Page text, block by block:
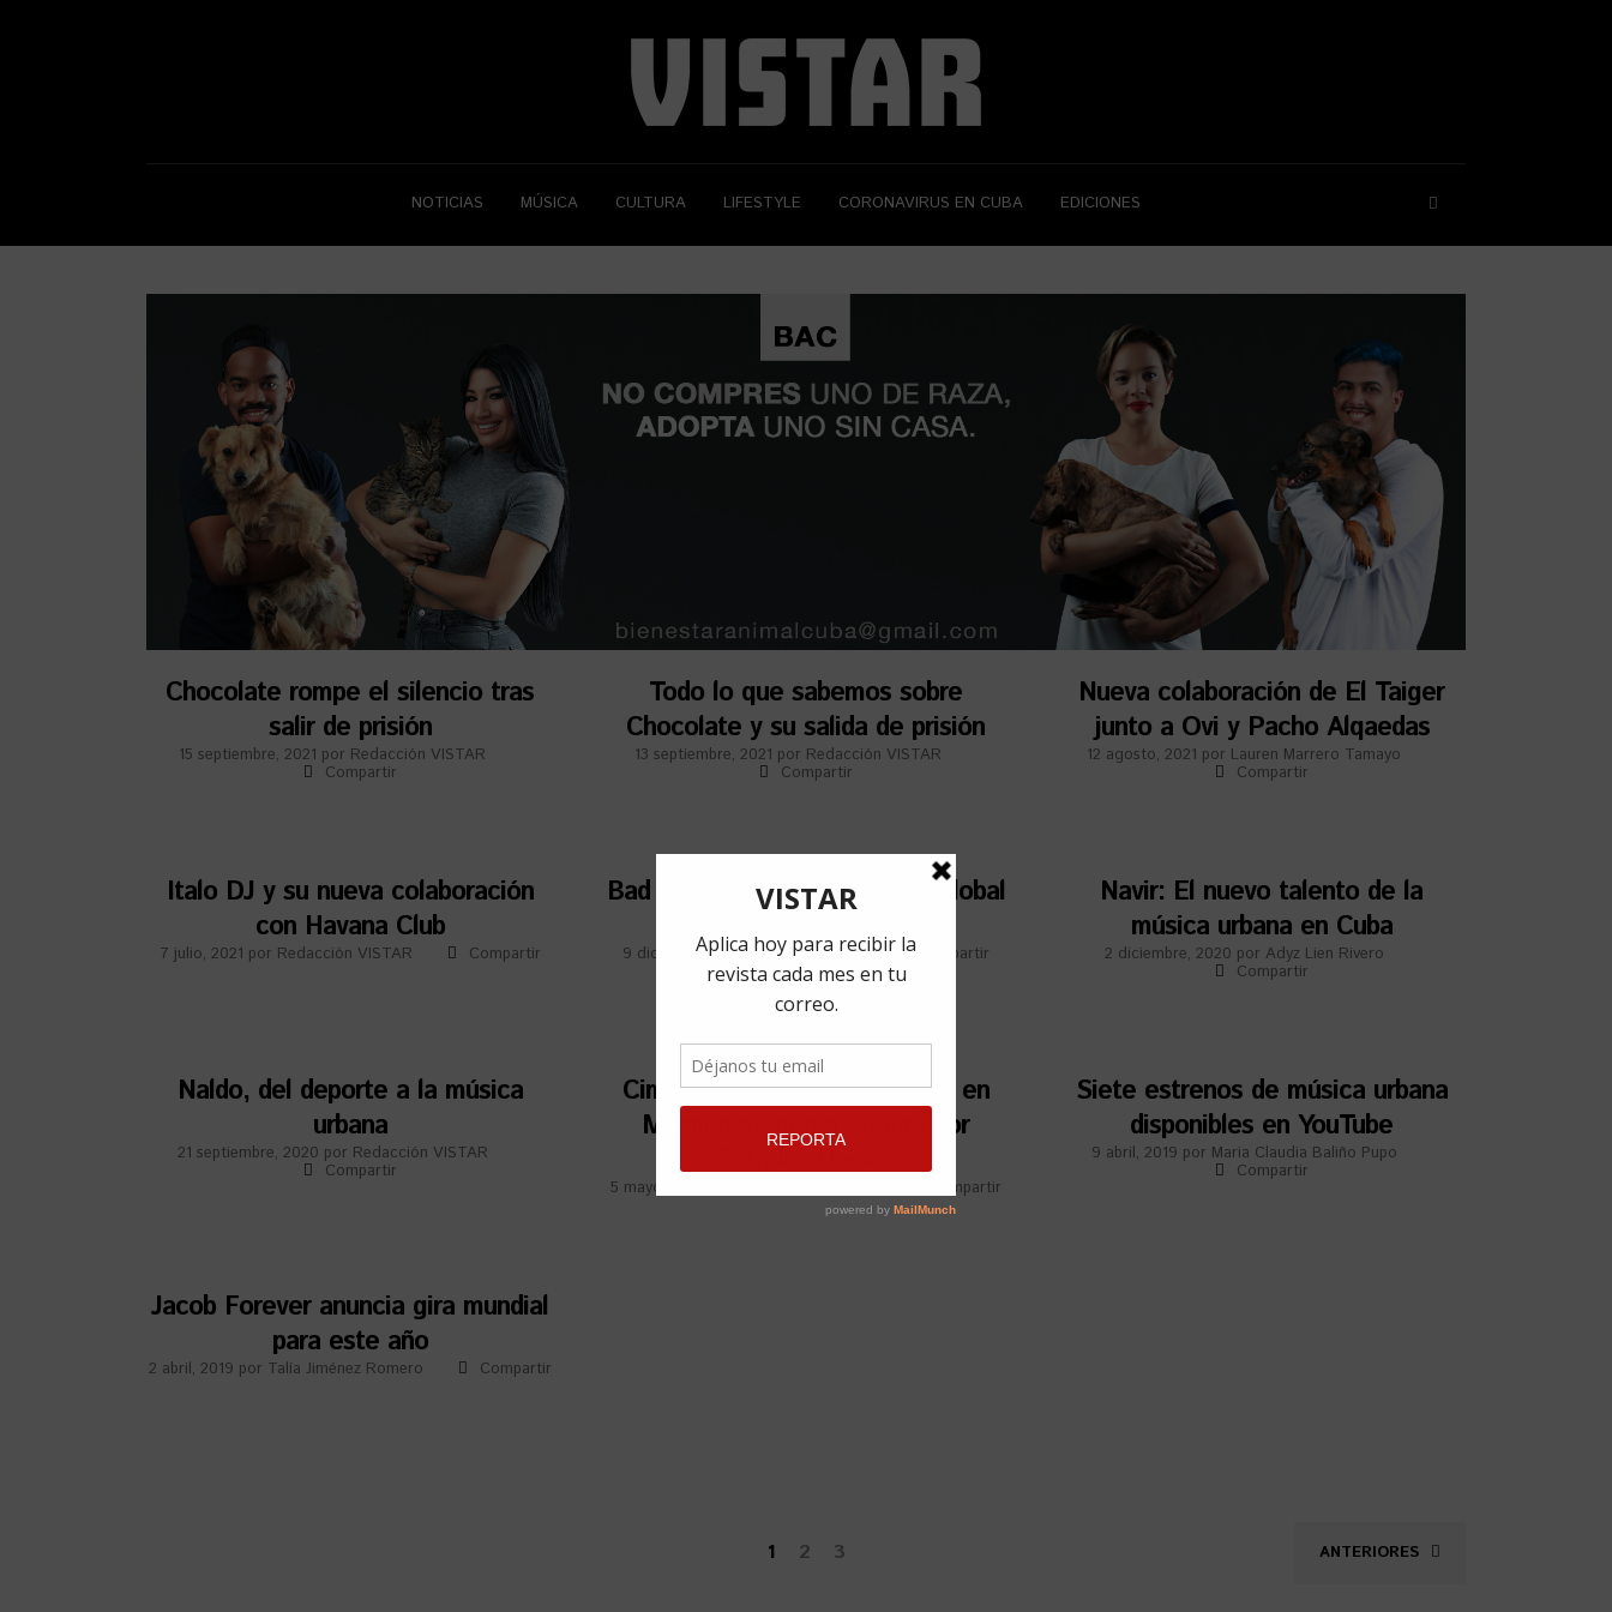
NOTICIAS MÚSICA CULTURA LIFESTYLE CORONAVIRUS EN CUBA EDICIONES
Chocolate rompe el silencio tras
salir de prisión
15 septiembre, 2021 por Redacción VISTAR
Compartir
Todo lo que sabemos sobre
Chocolate y su salida de prisión
13 septiembre, 2021 por Redacción VISTAR
Compartir
Nueva colaboración de El Taiger
junto a Ovi y Pacho Alqaedas
12 agosto, 2021 por Lauren Marrero Tamayo
Compartir
Italo DJ y su nueva colaboración
con Havana Club
7 julio, 2021 por Redacción VISTAR Compartir
Bad Bunny: Un nuevo récord global
de la música latina
9 diciembre, 2020 porJorge Peré Compartir
Navir: El nuevo talento de la
música urbana en Cuba
2 diciembre, 2020 por Adyz Lien Rivero
Compartir
Naldo, del deporte a la música
urbana
21 septiembre, 2020 por Redacción VISTAR
Compartir
Cimafunk cantará esta noche en
Miami para cerrar su gira por
5 mayo, 2019 Compartir
Siete estrenos de música urbana
disponibles en YouTube
9 abril, 2019 por Maria Claudia Baliño Pupo
Compartir
Jacob Forever anuncia gira mundial
para este año
2 abril, 2019 por Talía Jiménez Romero Compartir
1 2 3 ANTERIORES